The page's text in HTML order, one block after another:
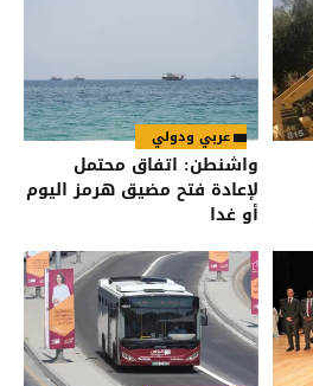
عربي ودولي
واشنطن: اتفاق محتمل
لإعادة فتح مضيق هرمز اليوم
أو غدا